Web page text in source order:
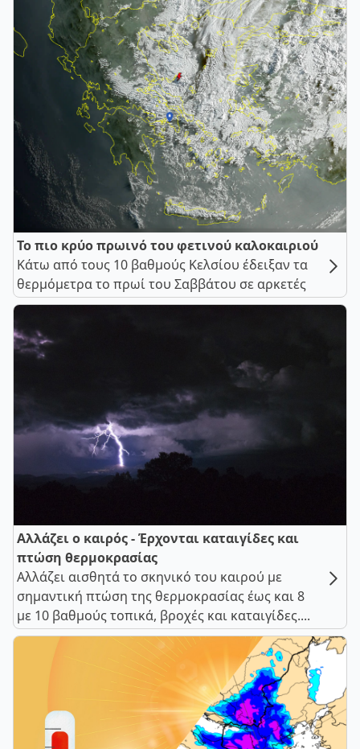
Το πιο κρύο πρωινό του φετινού καλοκαιριού
Κάτω από τους 10 βαθμούς Κελσίου έδειξαν τα
θερμόμετρα το πρωί του Σαββάτου σε αρκετές
Αλλάζει ο καιρός - Έρχονται καταιγίδες και
πτώση θερμοκρασίας
Αλλάζει αισθητά το σκηνικό του καιρού με
σημαντική πτώση της θερμοκρασίας έως και 8
με 10 βαθμούς τοπικά, βροχές και καταιγίδες....